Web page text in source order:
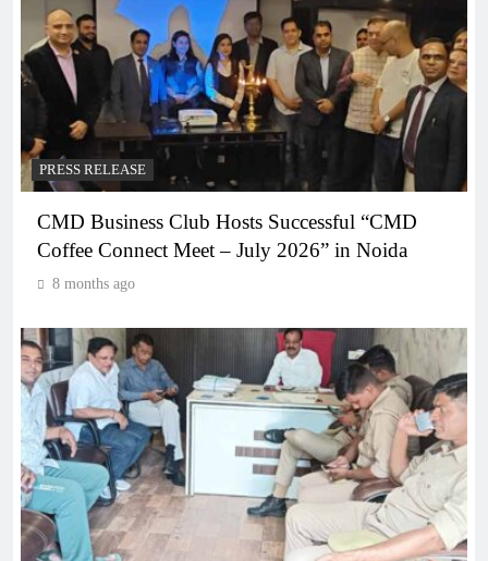
PRESS RELEASE
CMD Business Club Hosts Successful “CMD
Coffee Connect Meet – July 2026” in Noida
8 months ago